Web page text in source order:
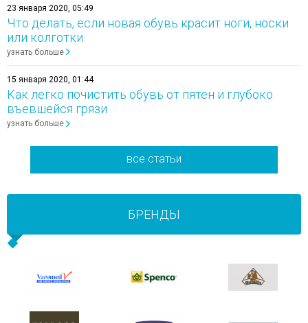
23 января 2020, 05:49
Что делать, если новая обувь красит ноги, носки
или колготки
узнать больше
15 января 2020, 01:44
Как легко почистить обувь от пятен и глубоко
въевшейся грязи
узнать больше
все статьи
БРЕНДЫ